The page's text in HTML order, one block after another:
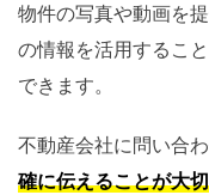
物件の写真や動画を
の情報を活用するこ
できます。
不動産会社に問い合わ
確に伝えることが大切